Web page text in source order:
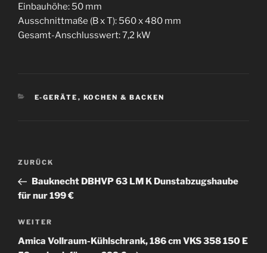
Einbauhöhe: 50 mm
Ausschnittmaße (B x T): 560 x 480 mm
Gesamt-Anschlusswert: 7,2 kW
KATEGORIEN
E-GERÄTE , KOCHEN & BACKEN
Beitragsnavigation
Vorheriger
Beitrag
ZURÜCK
Bauknecht DBHVP 63 LM K Dunstabzugshaube
für nur 199 €
Nächster
Beitrag
WEITER
Amica Vollraum-Kühlschrank, 186 cm VKS 358 150 E